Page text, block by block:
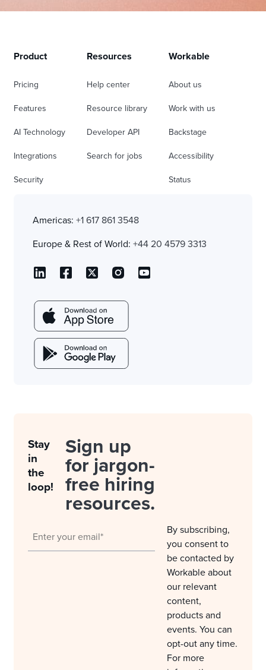
Product
Pricing
Features
AI Technology
Integrations
Security
Resources
Help center
Resource library
Developer API
Search for jobs
Workable
About us
Work with us
Backstage
Accessibility
Status
Americas: +1 617 861 3548
Europe & Rest of World: +44 20 4579 3313
Stay
in
the
loop!
Sign up
for jargon-
free hiring
resources.
By subscribing,
you consent to
be contacted by
Workable about
our relevant
content,
products and
events. You can
opt-out any time.
For more